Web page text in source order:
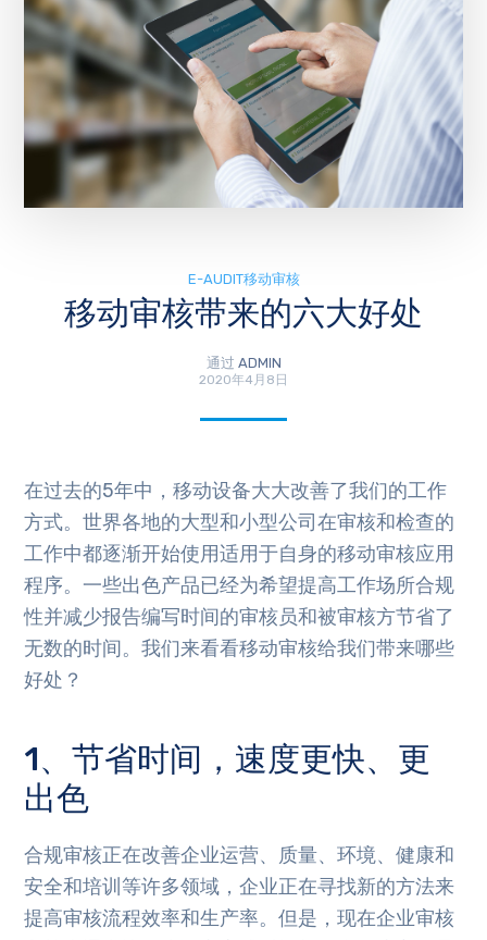
E-AUDIT移动审核
移动审核带来的六大好处
通过 ADMIN
2020年4月8日
在过去的5年中，移动设备大大改善了我们的工作
方式。世界各地的大型和小型公司在审核和检查的
工作中都逐渐开始使用适用于自身的移动审核应用
程序。一些出色产品已经为希望提高工作场所合规
性并减少报告编写时间的审核员和被审核方节省了
无数的时间。我们来看看移动审核给我们带来哪些
好处？
1、节省时间，速度更快、更
出色
合规审核正在改善企业运营、质量、环境、健康和
安全和培训等许多领域，企业正在寻找新的方法来
提高审核流程效率和生产率。但是，现在企业审核